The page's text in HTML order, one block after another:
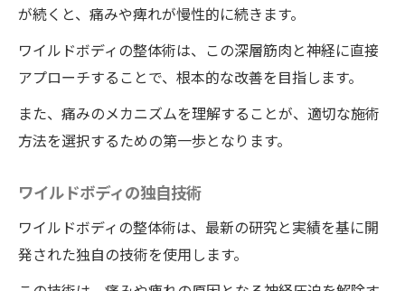
が続くと、痛みや痺れが慢性的に続きます。
ワイルドボディの整体術は、この深層筋肉と神経に直接
アプローチすることで、根本的な改善を目指します。
また、痛みのメカニズムを理解することが、適切な施術
方法を選択するための第一歩となります。
ワイルドボディの独自技術
ワイルドボディの整体術は、最新の研究と実績を基に開
発された独自の技術を使用します。